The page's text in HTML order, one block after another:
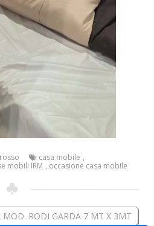
casa mobile ,
mobili IRM , occasione casa mobile
RODI GARDA 7 MT X 3MT